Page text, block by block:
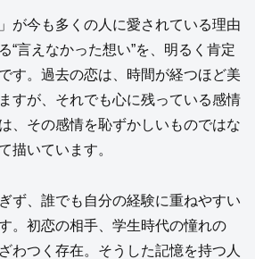
が今も多くの人に愛されている理由
“言えなかった想い”を、明るく肯定
す。過去の恋は、時間が経つほど美
すが、それでも心に残っている感情
、その感情を恥ずかしいものではな
描いています。
ず、誰でも自分の経験に重ねやすい
。初恋の相手、学生時代の憧れの
わつく存在。そうした記憶を持つ人